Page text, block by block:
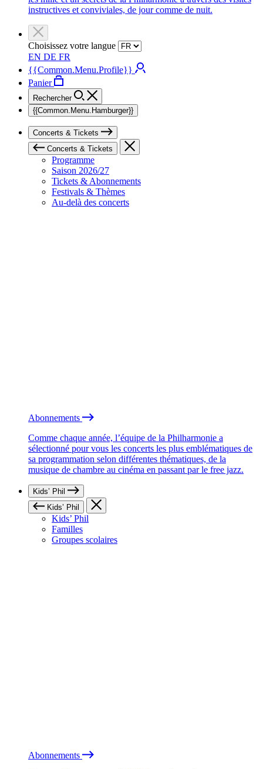
instructives et conviviales, de jour comme de nuit.
Choisissez votre langue
EN DE FR
{{Common.Menu.Profile}}
Panier
Rechercher
{{Common.Menu.Hamburger}}
Concerts & Tickets
Concerts & Tickets
Programme
Saison 2026/27
Tickets & Abonnements
Festivals & Thèmes
Au-delà des concerts
Abonnements
Comme chaque année, l’équipe de la Philharmonie a
sélectionné pour vous les concerts les plus emblématiques de
sa programmation selon différentes thématiques, de la
musique de chambre au cinéma en passant par le free jazz.
Kids’ Phil
Kids’ Phil
Kids’ Phil
Familles
Groupes scolaires
Abonnements